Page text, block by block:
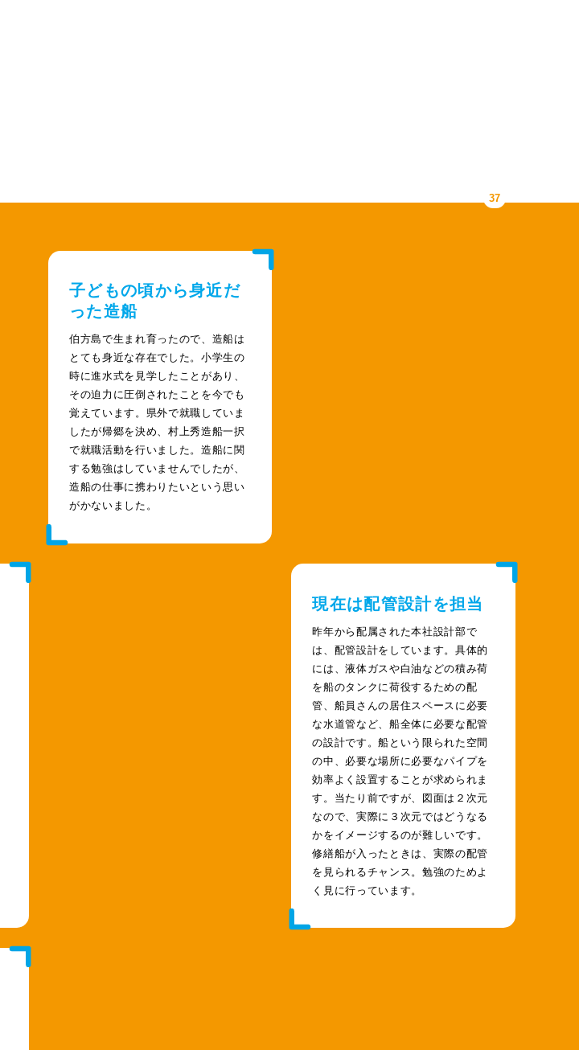
37
子どもの頃から身近だ
った造船
伯方島で生まれ育ったので、造船は
とても身近な存在でした。小学生の
時に進水式を見学したことがあり、
その迫力に圧倒されたことを今でも
覚えています。県外で就職していま
したが帰郷を決め、村上秀造船一択
で就職活動を行いました。造船に関
する勉強はしていませんでしたが、
造船の仕事に携わりたいという思い
がかないました。
現在は配管設計を担当
昨年から配属された本社設計部で
は、配管設計をしています。具体的
には、液体ガスや白油などの積み荷
を船のタンクに荷役するための配
管、船員さんの居住スペースに必要
な水道管など、船全体に必要な配管
の設計です。船という限られた空間
の中、必要な場所に必要なパイプを
効率よく設置することが求められま
す。当たり前ですが、図面は２次元
なので、実際に３次元ではどうなる
かをイメージするのが難しいです。
修繕船が入ったときは、実際の配管
を見られるチャンス。勉強のためよ
く見に行っています。